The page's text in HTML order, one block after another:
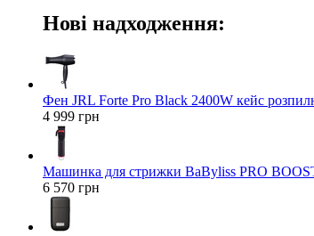
Нові надходження:
Фен JRL Forte Pro Black 2400W кейс
4 999 грн
Машинка для стрижки BaByliss PRO
6 570 грн